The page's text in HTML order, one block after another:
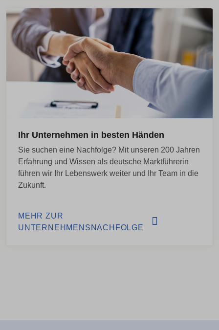
Ihr Unternehmen in besten Händen
Sie suchen eine Nachfolge? Mit unseren 200 Jahren
Erfahrung und Wissen als deutsche Marktführerin
führen wir Ihr Lebenswerk weiter und Ihr Team in die
Zukunft.
MEHR ZUR
UNTERNEHMENSNACHFOLGE